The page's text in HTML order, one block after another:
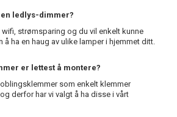
ledlys-dimmer?
wifi, strømsparing og du vil enkelt kunne
å ha en haug av ulike lamper i hjemmet ditt.
er lettest å montere?
som enkelt klemmer
derfor har vi valgt å ha disse i vårt